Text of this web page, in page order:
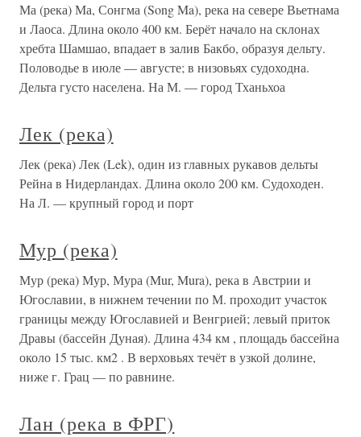
Ма (река) Ма, Сонгма (Song Ma), река на севере Вьетнама
и Лаоса. Длина около 400 км. Берёт начало на склонах
хребта Шамшао, впадает в залив Бакбо, образуя дельту.
Половодье в июле — августе; в низовьях судоходна.
Дельта густо населена. На М. — город Тханьхоа
Лек (река)
Лек (река) Лек (Lek), один из главных рукавов дельты
Рейна в Нидерландах. Длина около 200 км. Судоходен.
На Л. — крупный город и порт
Мур (река)
Мур (река) Мур, Мура (Mur, Mura), река в Австрии и
Югославии, в нижнем течении по М. проходит участок
границы между Югославией и Венгрией; левый приток
Дравы (бассейн Дуная). Длина 434 км , площадь бассейна
около 15 тыс. км2 . В верховьях течёт в узкой долине,
ниже г. Грац — по равнине.
Лан (река в ФРГ)